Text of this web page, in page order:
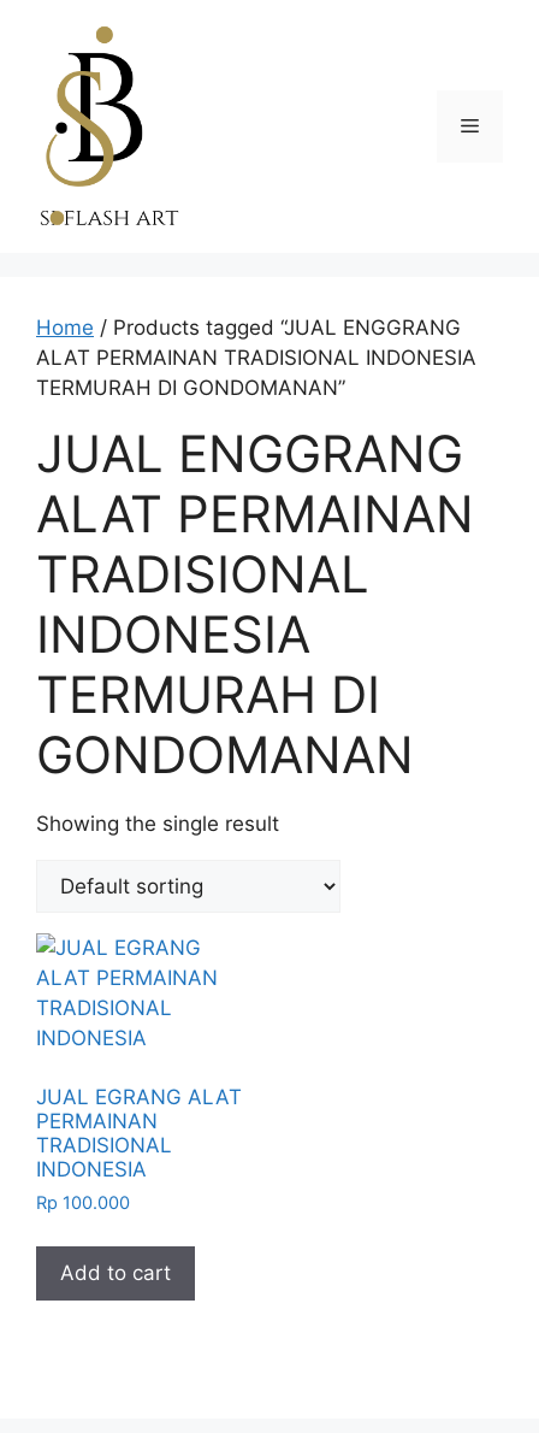
content
Menu
Home / Products tagged “JUAL ENGGRANG
ALAT PERMAINAN TRADISIONAL INDONESIA
TERMURAH DI GONDOMANAN”
JUAL ENGGRANG
ALAT PERMAINAN
TRADISIONAL
INDONESIA
TERMURAH DI
GONDOMANAN
Showing the single result
JUAL EGRANG ALAT
PERMAINAN
TRADISIONAL
INDONESIA
Rp 100.000
Add to cart